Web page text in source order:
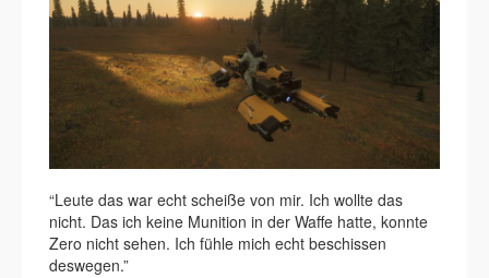
“Leute das war echt scheiße von mir. Ich wollte das
nicht. Das ich keine Munition in der Waffe hatte, konnte
Zero nicht sehen. Ich fühle mich echt beschissen
deswegen.”